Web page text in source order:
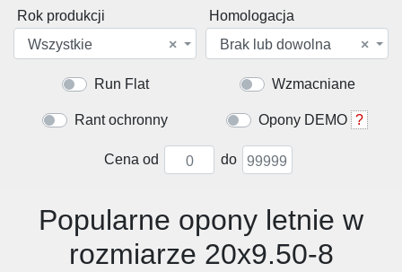
Rok produkcji
×
Wszystkie
Homologacja
×
Brak lub dowolna
Run Flat Wzmacniane
Rant ochronny Opony DEMO ?
Cena od do
Popularne opony letnie w
rozmiarze 20x9.50-8